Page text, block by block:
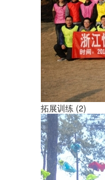
拓展训练 (2)